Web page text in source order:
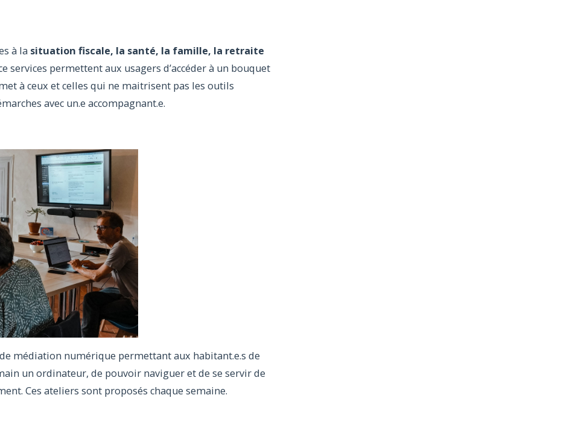
à la situation fiscale, la santé, la famille, la retraite
services permettent aux usagers d’accéder à un bouquet
à ceux et celles qui ne maitrisent pas les outils
avec un.e accompagnant.e.
médiation numérique permettant aux habitant.e.s de
un ordinateur, de pouvoir naviguer et de se servir de
Ces ateliers sont proposés chaque semaine.